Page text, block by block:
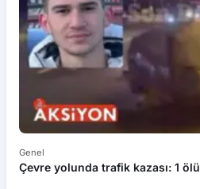
Genel
Çevre yolunda trafik kazası: 1 ölü